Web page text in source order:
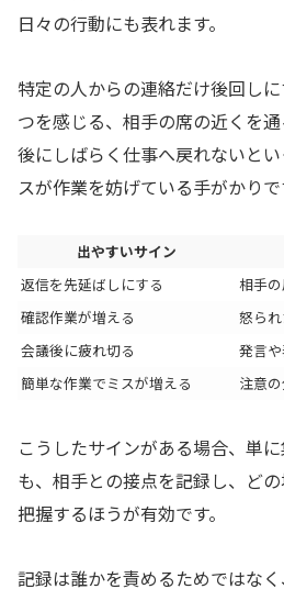
日々の行動にも表れます。
特定の人からの連絡だけ後回し
つを感じる、相手の席の近くを
後にしばらく仕事へ戻れないと
スが作業を妨げている手がかりで
出やすいサイン
返信を先延ばしにする
相手
確認作業が増える
怒ら
会議後に疲れ切る
発言
簡単な作業でミスが増える
注意
こうしたサインがある場合、単
も、相手との接点を記録し、ど
把握するほうが有効です。
記録は誰かを責めるためではな